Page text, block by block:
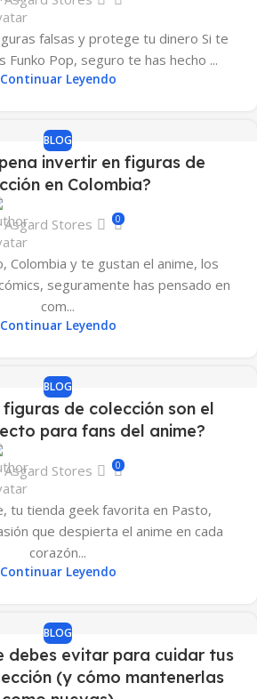
falsas y protege tu dinero Si te
Funko Pop, seguro te has hecho ...
Continuar Leyendo
BLOG
invertir en figuras de
en Colombia?
Asgard Stores 0
Colombia y te gustan el anime, los
seguramente has pensado en
com...
Continuar Leyendo
BLOG
figuras de colección son el
para fans del anime?
Asgard Stores 0
tu tienda geek favorita en Pasto,
que despierta el anime en cada
corazón...
Continuar Leyendo
BLOG
debes evitar para cuidar tus
(y cómo mantenerlas